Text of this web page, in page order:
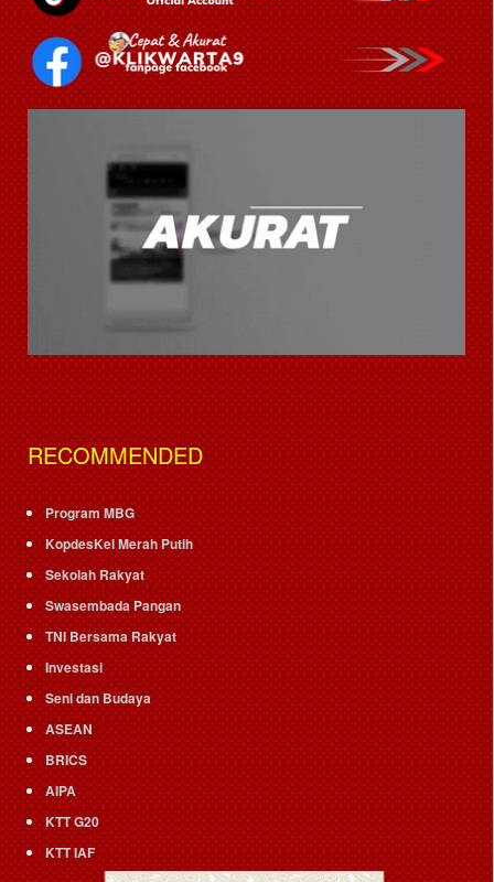
RECOMMENDED
Program MBG
KopdesKel Merah Putih
Sekolah Rakyat
Swasembada Pangan
TNI Bersama Rakyat
Investasi
Seni dan Budaya
ASEAN
BRICS
AIPA
KTT G20
KTT IAF